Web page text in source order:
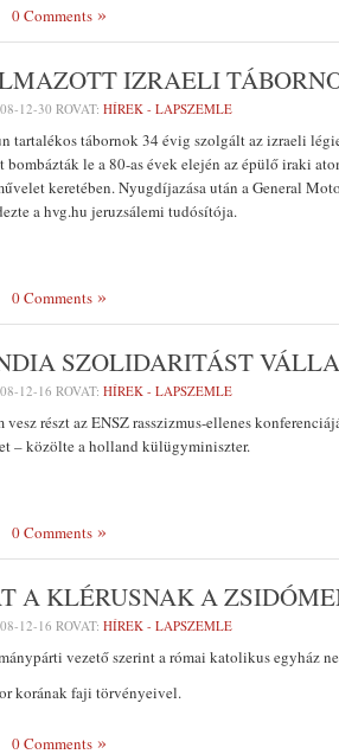
0 Comments
IZRAELI
12-30 ROVAT: HÍREK - LAPSZEMLE
tartalékos tábornok 34 évig szolgált az izraeli
bombázták le a 80-as évek elején az épülő iraki
keretében. Nyugdíjazása után a General
a hvg.hu jeruzsálemi tudósítója.
0 Comments
SZOLIDARITÁST
12-16 ROVAT: HÍREK - LAPSZEMLE
részt az ENSZ rasszizmus-ellenes
– közölte a holland külügyminiszter.
0 Comments
A KLÉRUSNAK A
12-16 ROVAT: HÍREK - LAPSZEMLE
vezető szerint a római katolikus egyház
korának faji törvényeivel.
0 Comments